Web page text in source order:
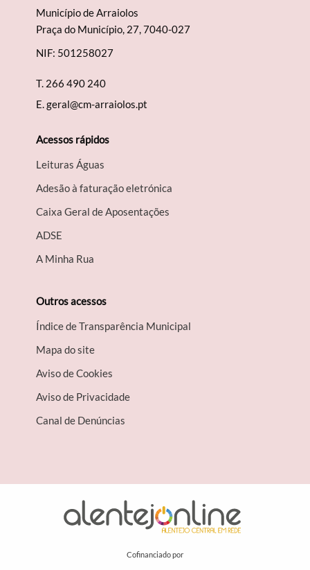
Município de Arraiolos
Praça do Município, 27, 7040-027
NIF: 501258027
T. 266 490 240
E.geral@cm-arraiolos.pt
Acessos rápidos
Leituras Águas
Adesão à faturação eletrónica
Caixa Geral de Aposentações
A​DSE
A Minha Rua
Outros acessos
Índice de Transparência Municipal
Mapa do site
Aviso de Cookies
Aviso de Privacidade
Canal de Denúncias
Cofinanciado por